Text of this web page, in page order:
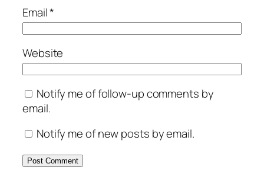
Email*
Website
Notify me of follow-up comments by
email.
Notify me of new posts by email.